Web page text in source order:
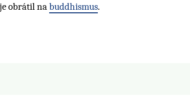
obrátil nabuddhismus.